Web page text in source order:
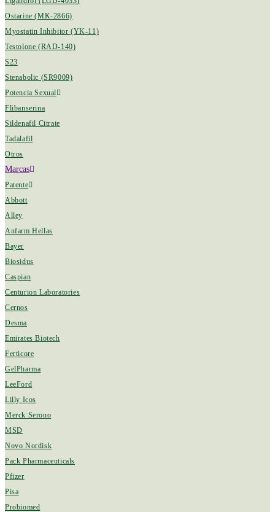
Ostarine (MK-2866)
Myostatin Inhibitor (YK-11)
Testolone (RAD-140)
S23
Stenabolic (SR9009)
Potencia Sexual
Flibanserina
Sildenafil Citrate
Tadalafil
Otros
Marcas
Patente
Abbott
Alley
Anfarm Hellas
Bayer
Biosidus
Caspian
Centurion Laboratories
Cernos
Desma
Emirates Biotech
Ferticore
GelPharma
LeeFord
Lilly Icos
Merck Serono
MSD
Novo Nordisk
Pack Pharmaceuticals
Pfizer
Pisa
Probiomed